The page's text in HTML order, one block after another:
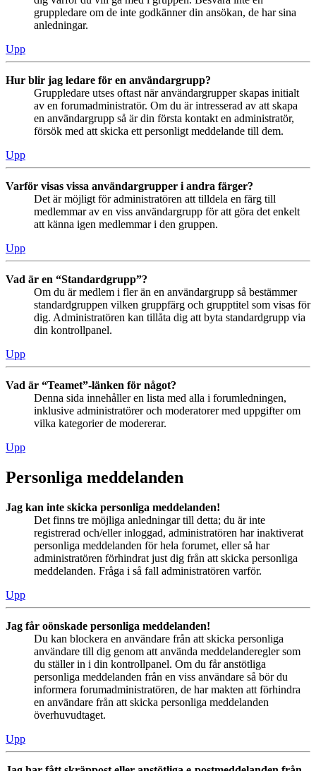
gruppledare om de inte godkänner din ansökan, de har sina
anledningar.
Upp
Hur blir jag ledare för en användargrupp?
Gruppledare utses oftast när användargrupper skapas initialt
av en forumadministratör. Om du är intresserad av att skapa
en användargrupp så är din första kontakt en administratör,
försök med att skicka ett personligt meddelande till dem.
Upp
Varför visas vissa användargrupper i andra färger?
Det är möjligt för administratören att tilldela en färg till
medlemmar av en viss användargrupp för att göra det enkelt
att känna igen medlemmar i den gruppen.
Upp
Vad är en “Standardgrupp”?
Om du är medlem i fler än en användargrupp så bestämmer
standardgruppen vilken gruppfärg och grupptitel som visas för
dig. Administratören kan tillåta dig att byta standardgrupp via
din kontrollpanel.
Upp
Vad är “Teamet”-länken för något?
Denna sida innehåller en lista med alla i forumledningen,
inklusive administratörer och moderatorer med uppgifter om
vilka kategorier de modererar.
Upp
Personliga meddelanden
Jag kan inte skicka personliga meddelanden!
Det finns tre möjliga anledningar till detta; du är inte
registrerad och/eller inloggad, administratören har inaktiverat
personliga meddelanden för hela forumet, eller så har
administratören förhindrat just dig från att skicka personliga
meddelanden. Fråga i så fall administratören varför.
Upp
Jag får oönskade personliga meddelanden!
Du kan blockera en användare från att skicka personliga
användare till dig genom att använda meddelanderegler som
du ställer in i din kontrollpanel. Om du får anstötliga
personliga meddelanden från en viss användare så bör du
informera forumadministratören, de har makten att förhindra
en användare från att skicka personliga meddelanden
överhuvudtaget.
Upp